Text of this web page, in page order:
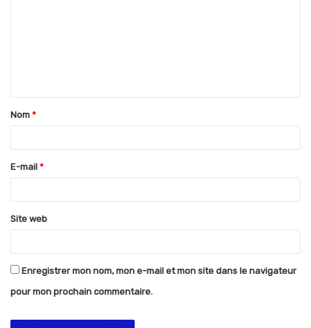
t
a
e
*
Nom *
E-mail *
Site web
Enregistrer mon nom, mon e-mail et mon site dans le navigateur
pour mon prochain commentaire.